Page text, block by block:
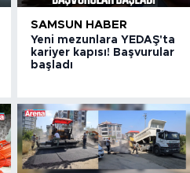
SAMSUN HABER
Yeni mezunlara YEDAŞ'ta
kariyer kapısı! Başvurular
başladı